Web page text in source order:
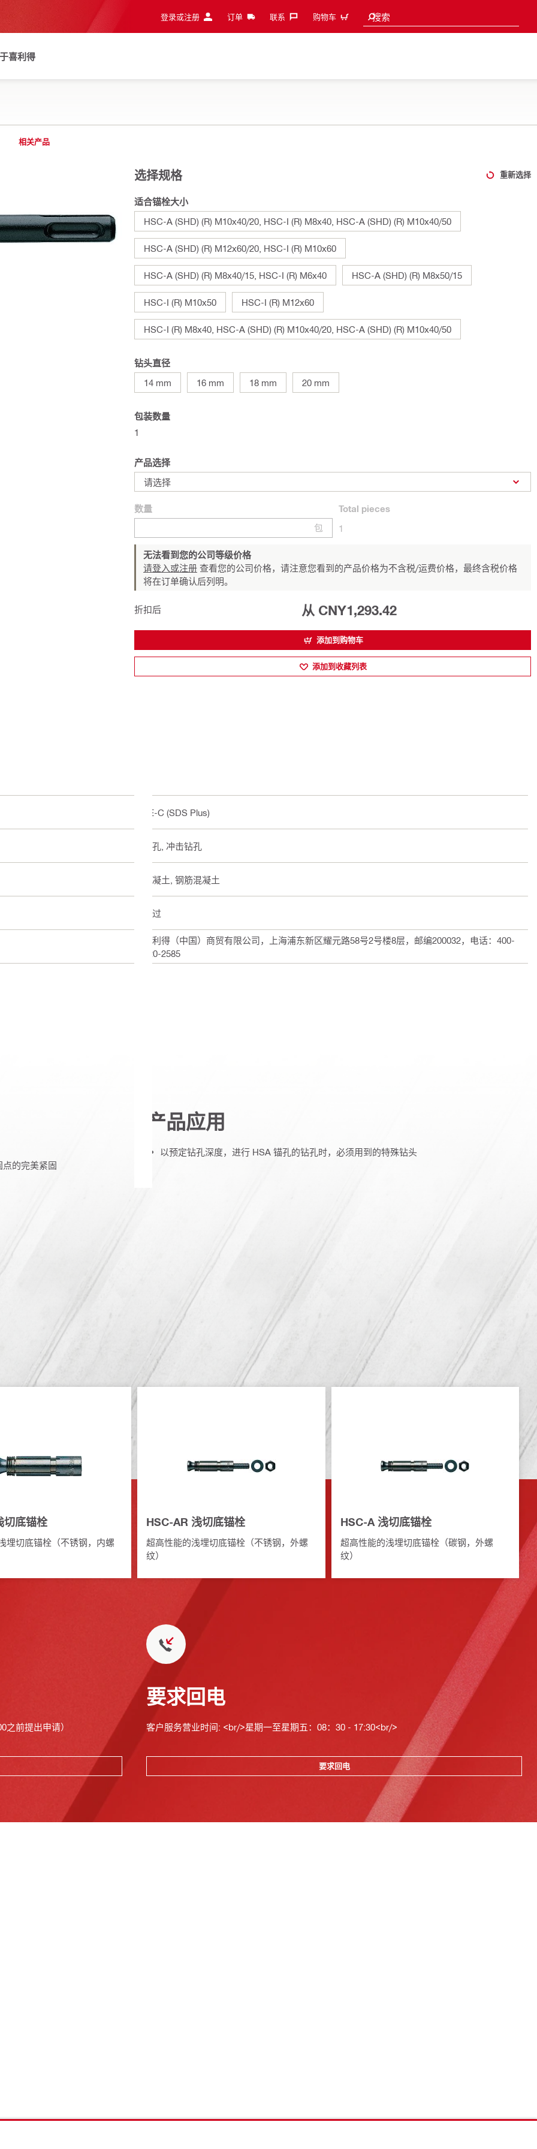
登录或注册 订单 联系‎ 购物车 搜索
Search suggestions
喜利得
相关产品
选择规格 重新选择
适合锚栓大小
HSC-A (SHD) (R) M10x40/20, HSC-I (R) M8x40, HSC-A (SHD) (R) M10x40/50
HSC-A (SHD) (R) M12x60/20, HSC-I (R) M10x60
HSC-A (SHD) (R) M8x40/15, HSC-I (R) M6x40 HSC-A (SHD) (R) M8x50/15
HSC-I (R) M10x50 HSC-I (R) M12x60
HSC-I (R) M8x40, HSC-A (SHD) (R) M10x40/20, HSC-A (SHD) (R) M10x40/50
钻头直径
14 mm
16 mm 18 mm 20 mm
包装数量
1
产品选择
请选择
数量
包
Total pieces
1
无法看到您的公司等级价格
请登入或注册 查看您的公司价格，请注意您看到的产品价格为不含税/运费价格，最终含税价格
将在订单确认后列明。
折扣后 从 CNY1,293.42
添加到购物车
添加到收藏列表
TE-C (SDS Plus)
钻孔, 冲击钻孔
混凝土, 钢筋混凝土
通过
喜利得（中国）商贸有限公司，上海浦东新区耀元路58号2号楼8层，邮编200032，电话：400-
820-2585
的完美紧固
产品应用
以预定钻孔深度，进行 HSA 锚孔的钻孔时，必须用到的特殊钻头
切底锚栓
埋切底锚栓（不锈钢，内螺
HSC-AR 浅切底锚栓
超高性能的浅埋切底锚栓（不锈钢，外螺
纹）
HSC-A 浅切底锚栓
超高性能的浅埋切底锚栓（碳钢，外螺
纹）
前提出申请）
要求回电
客户服务营业时间: <br/>星期一至星期五：08：30 - 17:30<br/>
要求回电